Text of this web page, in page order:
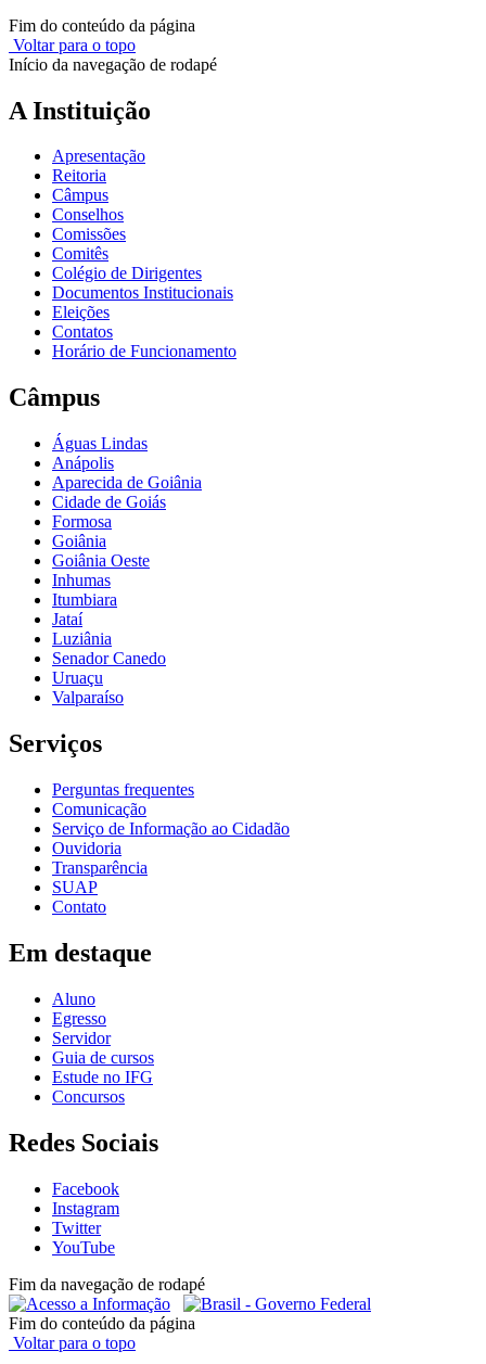
Fim do conteúdo da página
Voltar para o topo
Início da navegação de rodapé
A Instituição
Apresentação
Reitoria
Câmpus
Conselhos
Comissões
Comitês
Colégio de Dirigentes
Documentos Institucionais
Eleições
Contatos
Horário de Funcionamento
Câmpus
Águas Lindas
Anápolis
Aparecida de Goiânia
Cidade de Goiás
Formosa
Goiânia
Goiânia Oeste
Inhumas
Itumbiara
Jataí
Luziânia
Senador Canedo
Uruaçu
Valparaíso
Serviços
Perguntas frequentes
Comunicação
Serviço de Informação ao Cidadão
Ouvidoria
Transparência
SUAP
Contato
Em destaque
Aluno
Egresso
Servidor
Guia de cursos
Estude no IFG
Concursos
Redes Sociais
Facebook
Instagram
Twitter
YouTube
Fim da navegação de rodapé
Fim do conteúdo da página
Voltar para o topo